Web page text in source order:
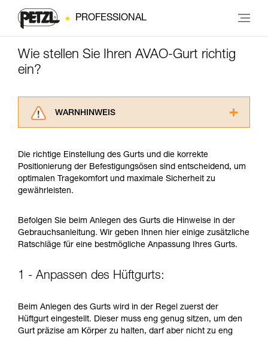
PROFESSIONAL
Wie stellen Sie Ihren AVAO-Gurt richtig
ein?
WARNHINWEIS
aufmerksam durch, bevor Sie diesen zu Rate
ziehen. Um diese Zusatzinformationen
verstehen zu können, müssen Sie zuerst die in
der Gebrauchsanweisung enthaltenen
Die Beherrschung dieser Techniken setzt eine
entsprechende Ausbildung und ein spezielles
Training voraus. Prüfen Sie zusammen mit
Sie ihn eigenständig durchführen.
verbundenen Techniken. Möglicherweise gibt es
noch andere Techniken, die hier nicht
beschrieben werden.
Die richtige Einstellung des Gurts und die korrekte
Positionierung der Befestigungsösen sind entscheidend, um
optimalen Tragekomfort und maximale Sicherheit zu
gewährleisten.
Befolgen Sie beim Anlegen des Gurts die Hinweise in der
Gebrauchsanleitung. Wir geben Ihnen hier einige zusätzliche
Ratschläge für eine bestmögliche Anpassung Ihres Gurts.
1 - Anpassen des Hüftgurts:
Beim Anlegen des Gurts wird in der Regel zuerst der
Hüftgurt eingestellt. Dieser muss eng genug sitzen, um den
Gurt präzise am Körper zu halten, darf aber nicht zu eng